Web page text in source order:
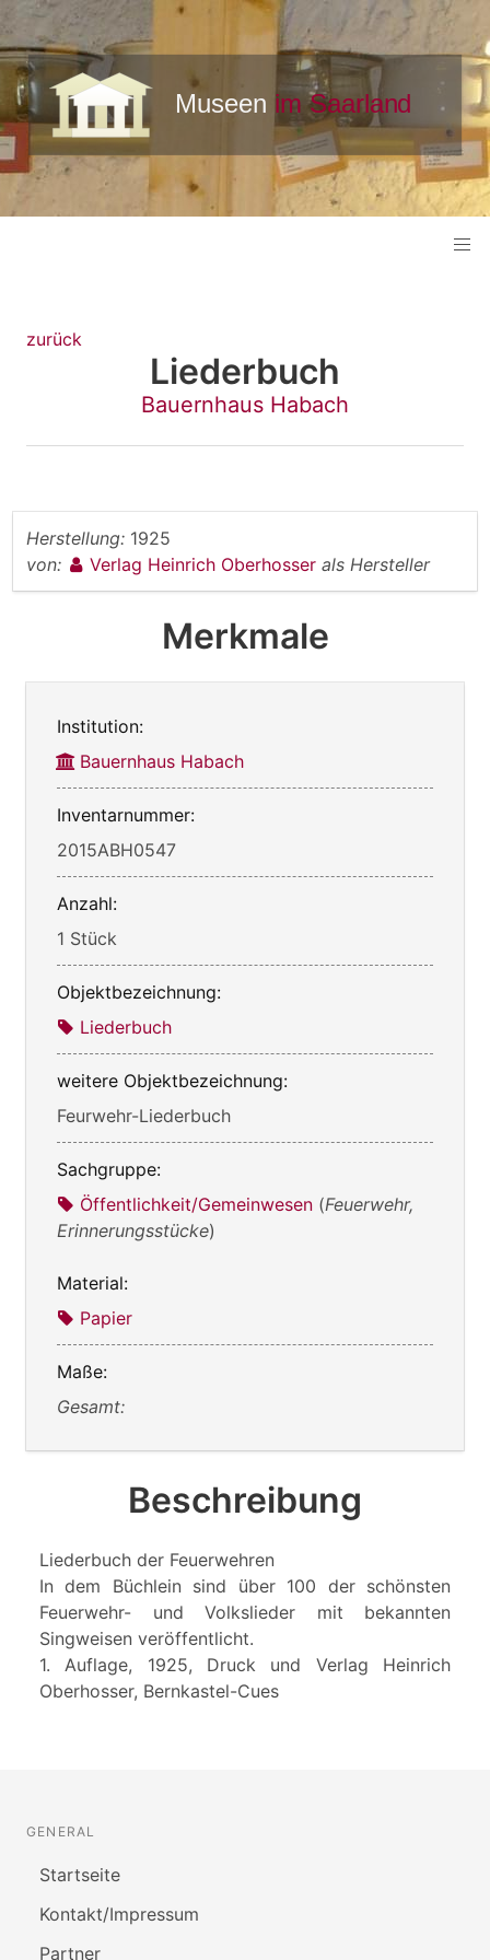
zurück
Liederbuch
Bauernhaus Habach
Herstellung: 1925
von:
Verlag Heinrich Oberhosser als Hersteller
Merkmale
Institution:
Bauernhaus Habach
Inventarnummer:
2015ABH0547
Anzahl:
1 Stück
Objektbezeichnung:
Liederbuch
weitere Objektbezeichnung:
Feurwehr-Liederbuch
Sachgruppe:
Öffentlichkeit/Gemeinwesen (Feuerwehr,
Erinnerungsstücke)
Material:
Papier
Maße:
Gesamt:
Beschreibung
Liederbuch der Feuerwehren
In dem Büchlein sind über 100 der schönsten
Feuerwehr- und Volkslieder mit bekannten
Singweisen veröffentlicht.
1. Auflage, 1925, Druck und Verlag Heinrich
Oberhosser, Bernkastel-Cues
GENERAL
Startseite
Kontakt/Impressum
Partner